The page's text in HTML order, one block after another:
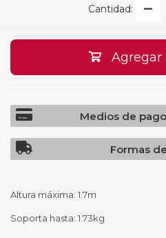
Cantidad:
Agregar
Medios de
Formas
Altura máxima: 1.7m
Soporta hasta: 1.73kg